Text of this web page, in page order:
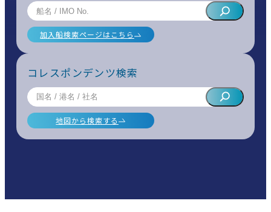
加入船検索ページはこちら
コレスポンデンツ検索
地図から検索する